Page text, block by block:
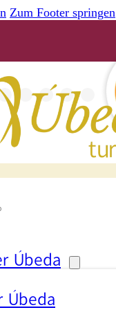
Zum Footer springen
Úbeda
Úbeda